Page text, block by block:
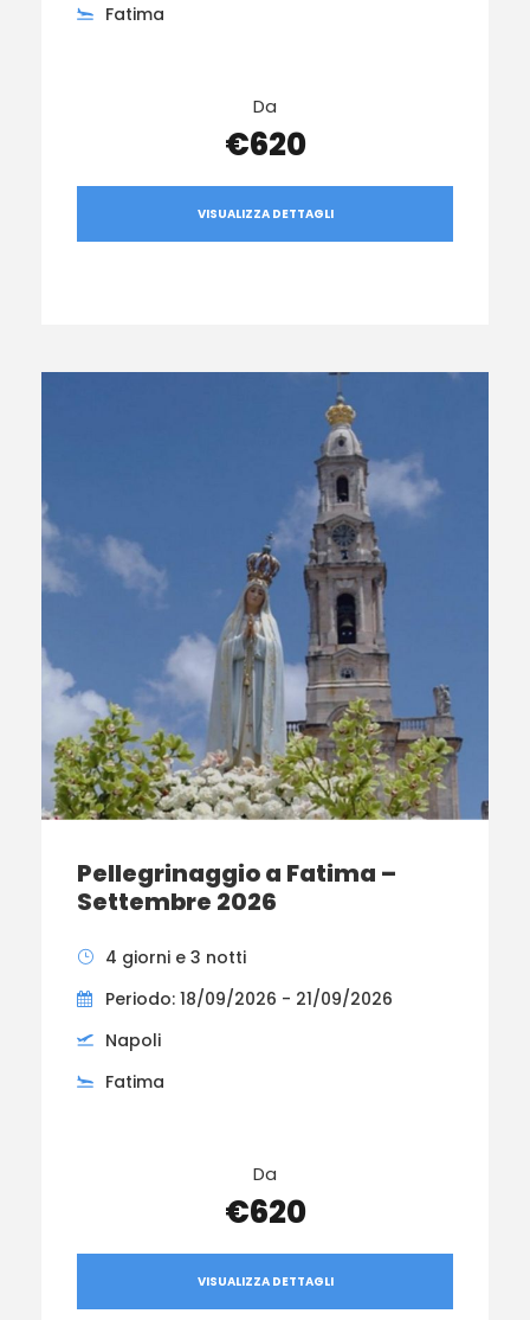
Fatima
Da
€620
VISUALIZZA DETTAGLI
Pellegrinaggio a Fatima –
Settembre 2026
4 giorni e 3 notti
Periodo: 18/09/2026 - 21/09/2026
Napoli
Fatima
Da
€620
VISUALIZZA DETTAGLI